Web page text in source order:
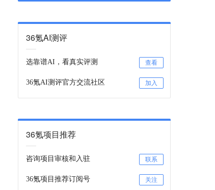
36氪AI测评
选靠谱AI，看真实评测 查看
36氪AI测评官方交流社区 加入
36氪项目推荐
咨询项目审核和入驻 联系
36氪项目推荐订阅号 关注